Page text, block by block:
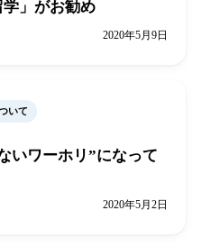
学」がお勧め
2020年5月9日
いて
いワーホリ”になって
2020年5月2日